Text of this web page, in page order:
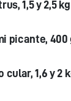
1,5 y 2,5 kg
picante, 400
1,6 y 2